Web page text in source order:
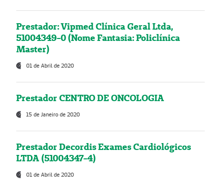
Prestador: Vipmed Clínica Geral Ltda,
51004349-0 (Nome Fantasia: Policlínica
Master)
01 de Abril de 2020
Prestador CENTRO DE ONCOLOGIA
15 de Janeiro de 2020
Prestador Decordis Exames Cardiológicos
LTDA (51004347-4)
01 de Abril de 2020